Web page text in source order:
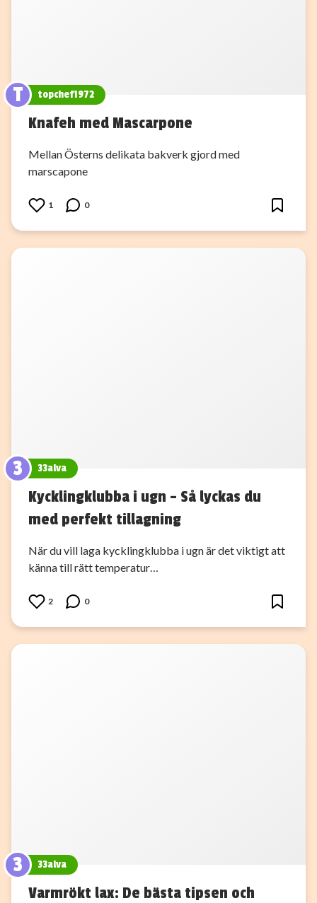
T topchef1972
Knafeh med Mascarpone
Mellan Österns delikata bakverk gjord med
marscapone
1 0
3 33alva
Kycklingklubba i ugn – Så lyckas du
med perfekt tillagning
När du vill laga kycklingklubba i ugn är det viktigt att
känna till rätt temperatur…
2 0
3 33alva
Varmrökt lax: De bästa tipsen och